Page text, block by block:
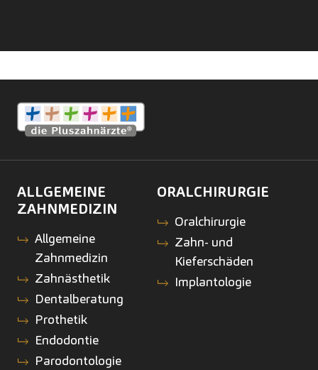
ALLGEMEINE
ZAHNMEDIZIN
Allgemeine
Zahnmedizin
Zahnästhetik
Dentalberatung
Prothetik
Endodontie
Parodontologie
ORALCHIRURGIE
Oralchirurgie
Zahn- und
Kieferschäden
Implantologie